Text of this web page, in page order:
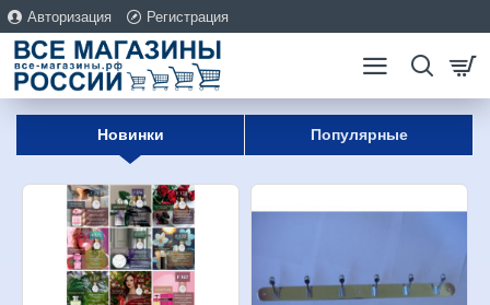
Авторизация Регистрация
Новинки Популярные